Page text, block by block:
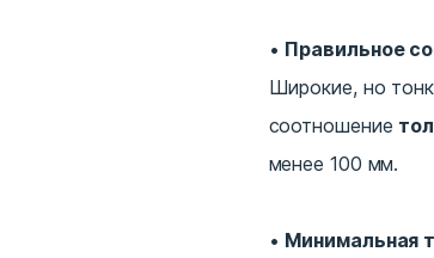
Правильное
Широкие, но
соотношение
менее 100 мм.
Минимальная